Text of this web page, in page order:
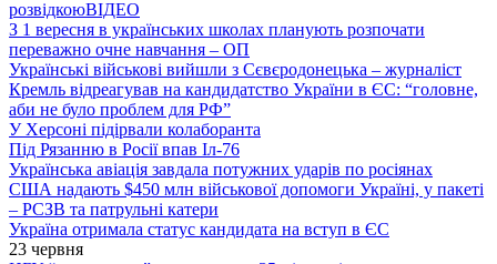
розвідкоюВІДЕО
З 1 вересня в українських школах планують розпочати
переважно очне навчання – ОП
Українські військові вийшли з Сєвєродонецька – журналіст
Кремль відреагував на кандидатство України в ЄС: “головне,
аби не було проблем для РФ”
У Херсоні підірвали колаборанта
Під Рязанню в Росії впав Іл-76
Українська авіація завдала потужних ударів по росіянах
США надають $450 млн військової допомоги Україні, у пакеті
– РСЗВ та патрульні катери
Україна отримала статус кандидата на вступ в ЄС
23 червня